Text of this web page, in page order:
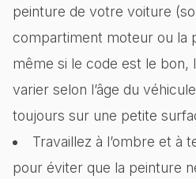
peinture de votre voiture
compartiment moteur ou la
même si le code est le bon,
varier selon l’âge du
toujours sur une petite
Travaillez à l’ombre et à
pour éviter que la peinture